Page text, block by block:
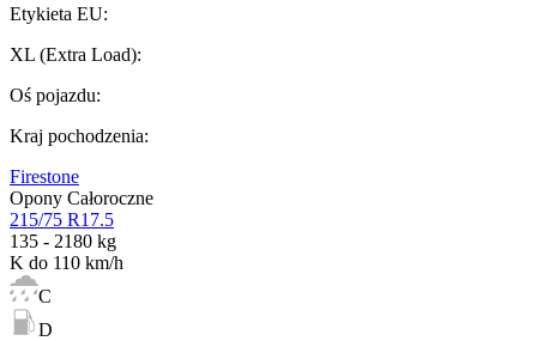
Etykieta EU:
XL (Extra Load):
Oś pojazdu:
Kraj pochodzenia:
Firestone
Opony Całoroczne
215/75 R17.5
135 - 2180 kg
K do 110 km/h
C
D